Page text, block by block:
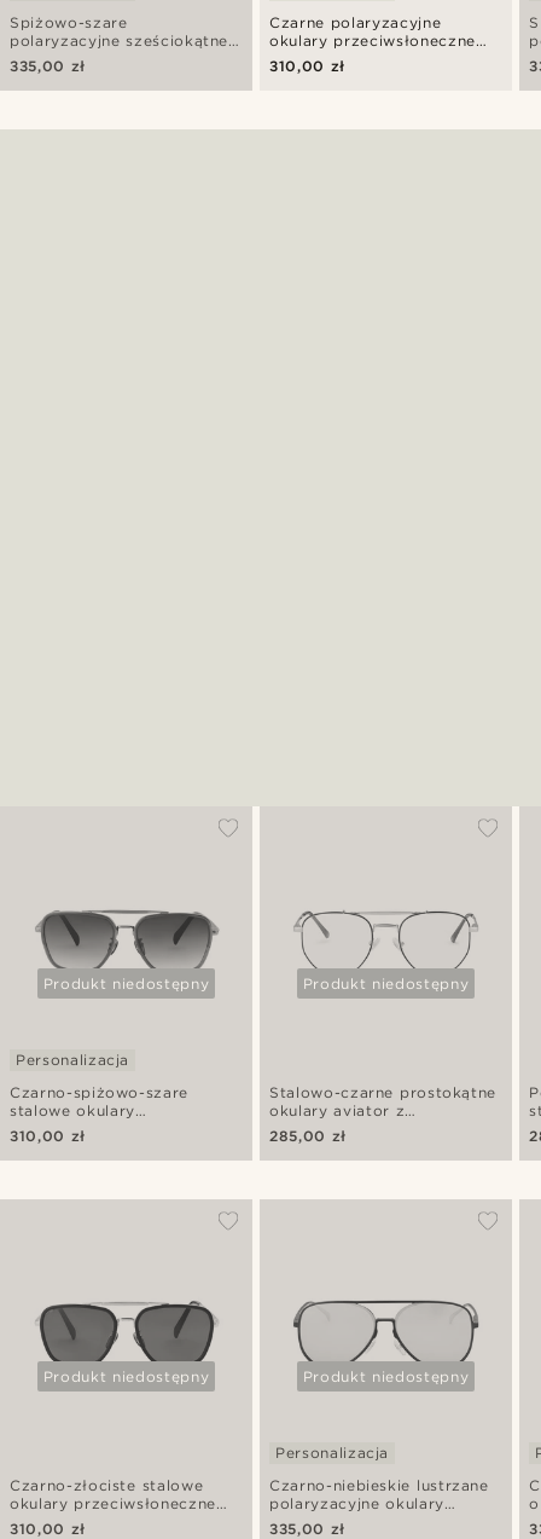
Spiżowo-szare
polaryzacyjne sześciokątne
okulary przeciwsłoneczne z
tytanu
335,00 zł
Czarne polaryzacyjne
okulary przeciwsłoneczne
aviator z tytanu
310,00 zł
Produkt niedostępny
Czarno-spiżowo-szare
stalowe okulary
przeciwsłoneczne aviator
Personalizacja
310,00 zł
Produkt niedostępny
Stalowo-czarne prostokątne
okulary aviator z
soczewkami blokującymi
niebieskie światło
285,00 zł
Produkt niedostępny
Czarno-złociste stalowe
okulary przeciwsłoneczne
aviator
310,00 zł
Produkt niedostępny
Czarno-niebieskie lustrzane
polaryzacyjne okulary
przeciwsłoneczne Aviator
Personalizacja
335,00 zł